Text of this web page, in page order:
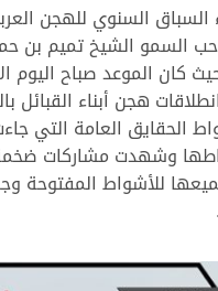
السباق السنوي للهجن
الشيخ تميم بن
أول انطلاقات هجن أبناء
الحقايق العامة التي
وشهدت مشاركات
للأشواط المفتوحة